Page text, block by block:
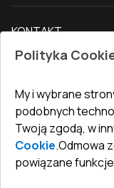
Dla firm,
Warunki zwrotu
Gwarancja
KONTAKT
Biuro:ul. Święty
Polityka
My i wybrane
podobnych
Twoją zgodą, w
Cookie.Odmowa
powiązane